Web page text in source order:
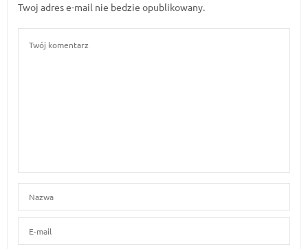
Twoj adres e-mail nie bedzie opublikowany.